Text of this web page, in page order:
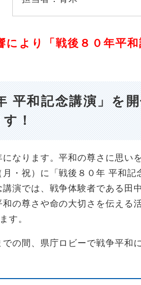
より「戦後８０年平和
平和記念講演」を
す！
なります。平和の尊さに思い
・祝）に「戦後８０年 平和記
演では、戦争体験者である田
の尊さや命の大切さを伝える
す。
の間、県庁ロビーで戦争平和